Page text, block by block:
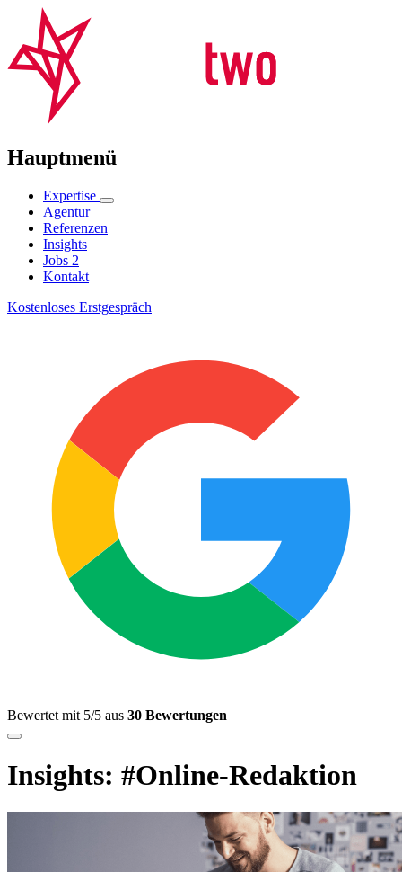
Hauptmenü
Expertise
Agentur
Referenzen
Insights
Jobs 2
Kontakt
Kostenloses Erstgespräch
Bewertet mit 5/5 aus 30 Bewertungen
Insights: #Online-Redaktion